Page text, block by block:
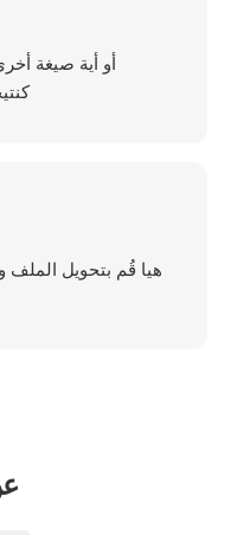
كنتيجة
هيا قُم بتحويل